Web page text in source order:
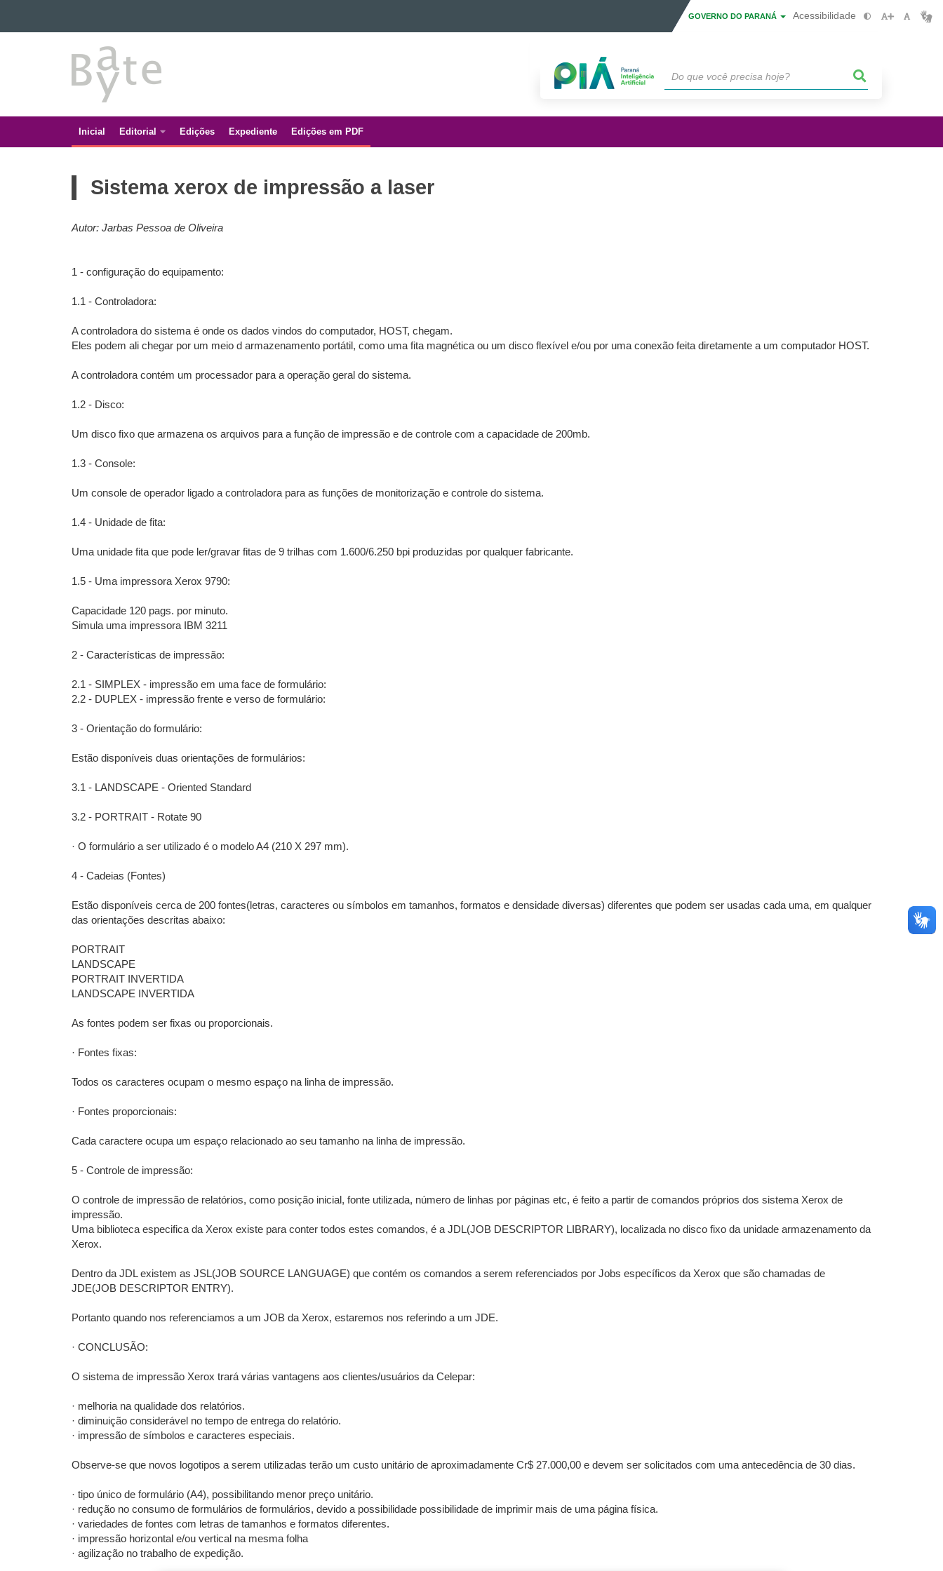
Ir para a navegação
Ir para a busca
GOVERNO DO PARANÁ Acessibilidade
BATE
BYTE
Navegação
Inicial Editorial Edições Expediente Edições em PDF
Sistema xerox de impressão a laser
Autor: Jarbas Pessoa de Oliveira
1 - configuração do equipamento:
1.1 - Controladora:
A controladora do sistema é onde os dados vindos do computador, HOST, chegam.
Eles podem ali chegar por um meio d armazenamento portátil, como uma fita magnética ou um disco flexível e/ou por uma conexão feita diretamente a um computador HOST.
A controladora contém um processador para a operação geral do sistema.
1.2 - Disco:
Um disco fixo que armazena os arquivos para a função de impressão e de controle com a capacidade de 200mb.
1.3 - Console:
Um console de operador ligado a controladora para as funções de monitorização e controle do sistema.
1.4 - Unidade de fita:
Uma unidade fita que pode ler/gravar fitas de 9 trilhas com 1.600/6.250 bpi produzidas por qualquer fabricante.
1.5 - Uma impressora Xerox 9790:
Capacidade 120 pags. por minuto.
Simula uma impressora IBM 3211
2 - Características de impressão:
2.1 - SIMPLEX - impressão em uma face de formulário:
2.2 - DUPLEX - impressão frente e verso de formulário:
3 - Orientação do formulário:
Estão disponíveis duas orientações de formulários:
3.1 - LANDSCAPE - Oriented Standard
3.2 - PORTRAIT - Rotate 90
· O formulário a ser utilizado é o modelo A4 (210 X 297 mm).
4 - Cadeias (Fontes)
Estão disponíveis cerca de 200 fontes(letras, caracteres ou símbolos em tamanhos, formatos e densidade diversas) diferentes que podem ser usadas cada uma, em qualquer
das orientações descritas abaixo:
PORTRAIT
LANDSCAPE
PORTRAIT INVERTIDA
LANDSCAPE INVERTIDA
As fontes podem ser fixas ou proporcionais.
· Fontes fixas:
Todos os caracteres ocupam o mesmo espaço na linha de impressão.
· Fontes proporcionais:
Cada caractere ocupa um espaço relacionado ao seu tamanho na linha de impressão.
5 - Controle de impressão:
O controle de impressão de relatórios, como posição inicial, fonte utilizada, número de linhas por páginas etc, é feito a partir de comandos próprios dos sistema Xerox de
impressão.
Uma biblioteca especifica da Xerox existe para conter todos estes comandos, é a JDL(JOB DESCRIPTOR LIBRARY), localizada no disco fixo da unidade armazenamento da
Xerox.
Dentro da JDL existem as JSL(JOB SOURCE LANGUAGE) que contém os comandos a serem referenciados por Jobs específicos da Xerox que são chamadas de
JDE(JOB DESCRIPTOR ENTRY).
Portanto quando nos referenciamos a um JOB da Xerox, estaremos nos referindo a um JDE.
· CONCLUSÃO:
O sistema de impressão Xerox trará várias vantagens aos clientes/usuários da Celepar:
· melhoria na qualidade dos relatórios.
· diminuição considerável no tempo de entrega do relatório.
· impressão de símbolos e caracteres especiais.
Observe-se que novos logotipos a serem utilizadas terão um custo unitário de aproximadamente Cr$ 27.000,00 e devem ser solicitados com uma antecedência de 30 dias.
· tipo único de formulário (A4), possibilitando menor preço unitário.
· redução no consumo de formulários de formulários, devido a possibilidade possibilidade de imprimir mais de uma página física.
· variedades de fontes com letras de tamanhos e formatos diferentes.
· impressão horizontal e/ou vertical na mesma folha
· agilização no trabalho de expedição.